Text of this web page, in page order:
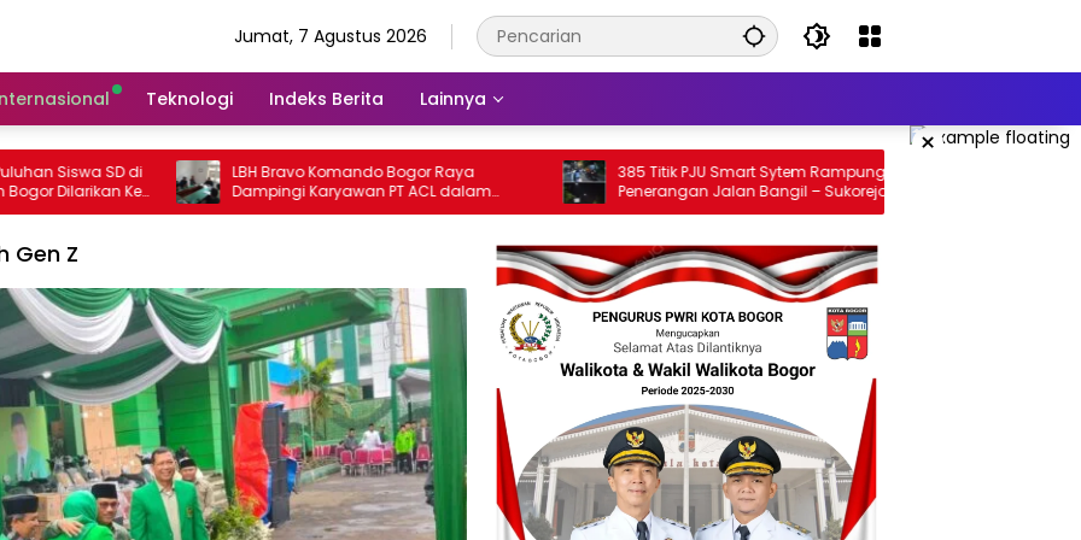
Jumat, 7 Agustus 2026
Teknologi Indeks Berita Lainnya
×
LBH Bravo Komando Bogor Raya
Dampingi Karyawan PT ACL dalam
Sengketa PHK di Disnaker Kabupaten
385 Titik PJU Smart Sytem Rampung,
Penerangan Jalan Bangil – Sukorejo Di
Rasakan Masyarakat.
SatpolPP Kabupaten
Sita puluhan Botol Miras
Gen Z